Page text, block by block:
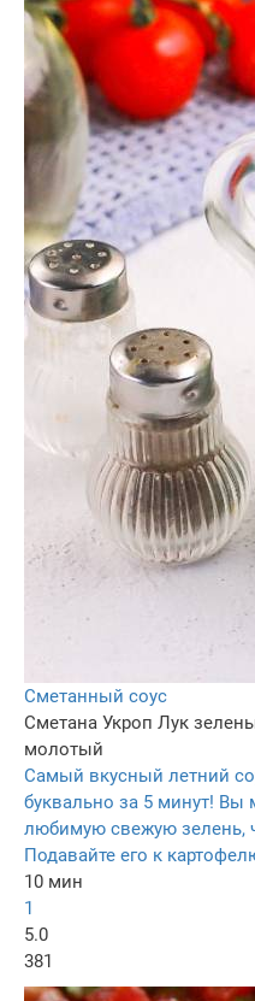
Сметанный соус
Сметана Укроп Лук
молотый
Самый вкусный летний
буквально за 5 минут! Вы
любимую свежую зелень,
Подавайте его к
10 мин
1
5.0
381